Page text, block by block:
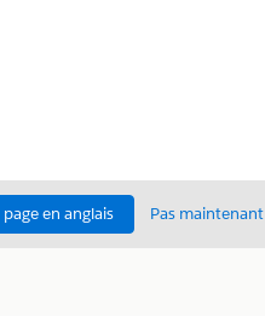
en anglais Pas maintenant